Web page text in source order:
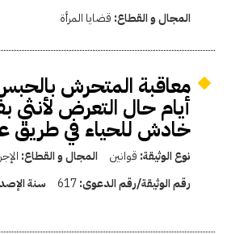
المجال و القطاع: قضايا المرأة
معاقبة المتحرش
أيام حال التعرض لأنثي
خادش للحياء في طريق
نوع الوثيقة: قوانين المجال و القطاع:
رقم الوثيقة/رقم الدعوى:617 سنة